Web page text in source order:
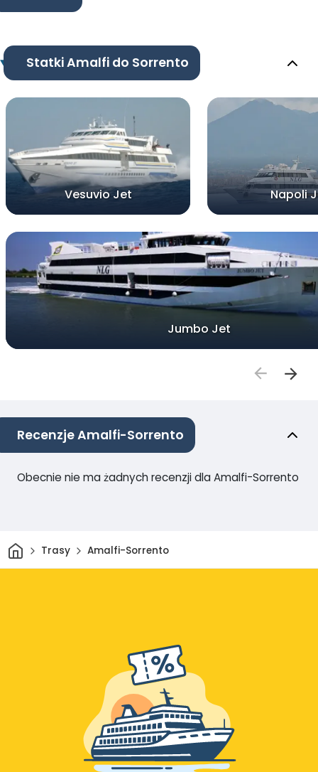
Statki Amalfi do Sorrento
Vesuvio Jet Napoli
Jumbo Jet
Recenzje Amalfi-Sorrento
Obecnie nie ma żadnych recenzji dla Amalfi-Sorrento
DomTrasy Amalfi-Sorrento